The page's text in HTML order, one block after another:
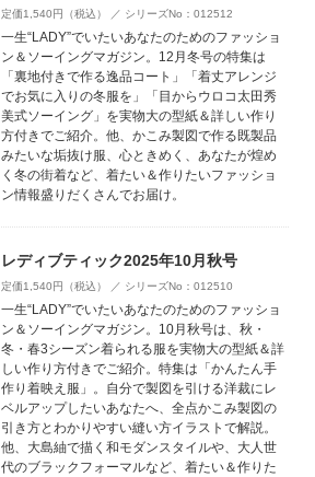
定価1,540円（税込） ／ シリーズNo：012512
一生“LADY”でいたいあなたのためのファッショ
ン＆ソーイングマガジン。12月冬号の特集は
「裏地付きで作る逸品コート」「着丈アレンジ
でお気に入りの冬服を」「目からウロコ太田秀
美式ソーイング」を実物大の型紙＆詳しい作り
方付きでご紹介。他、かこみ製図で作る既製品
みたいな垢抜け服、心ときめく、あなたが煌め
く冬の街着など、着たい＆作りたいファッショ
ン情報盛りだくさんでお届け。
レディブティック2025年10月秋号
定価1,540円（税込） ／ シリーズNo：012510
一生“LADY”でいたいあなたのためのファッショ
ン＆ソーイングマガジン。10月秋号は、秋・
冬・春3シーズン着られる服を実物大の型紙＆詳
しい作り方付きでご紹介。特集は「かんたん手
作り着映え服」。自分で製図を引ける洋裁にレ
ベルアップしたいあなたへ、全点かこみ製図の
引き方とわかりやすい縫い方イラストで解説。
他、大島紬で描く和モダンスタイルや、大人世
代のブラックフォーマルなど、着たい＆作りた